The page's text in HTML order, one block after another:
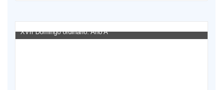
XVII Domingo ordinario. Año A